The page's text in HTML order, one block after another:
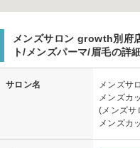
メンズサロン growth別府
ト/メンズパーマ/眉毛の詳
サロン名
メンズサ
メンズカ
(メンズサ
メンズカ